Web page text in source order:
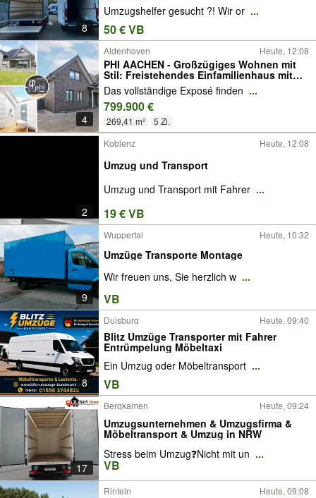
8
Umzugshelfer gesucht ?! Wir or ...
50 € VB
4
Aldenhoven Heute, 12:08
PHI AACHEN - Großzügiges Wohnen mit
Stil: Freistehendes Einfamilienhaus mit
Kamin in Aldenhoven!
Das vollständige Exposé finden ...
799.900 €
269,41 m² 5 Zi.
2
Koblenz Heute, 12:08
Umzug und Transport
Umzug und Transport mit Fahrer ...
19 € VB
9
Wuppertal Heute, 10:32
Umzüge Transporte Montage
Wir freuen uns, Sie herzlich w ...
VB
8
Duisburg Heute, 09:40
Blitz Umzüge Transporter mit Fahrer
Entrümpelung Möbeltaxi
Ein Umzug oder Möbeltransport ...
VB
17
Bergkamen Heute, 09:24
Umzugsunternehmen & Umzugsfirma &
Möbeltransport & Umzug in NRW
Stress beim Umzug❓Nicht mit un ...
VB
Rinteln Heute, 09:08